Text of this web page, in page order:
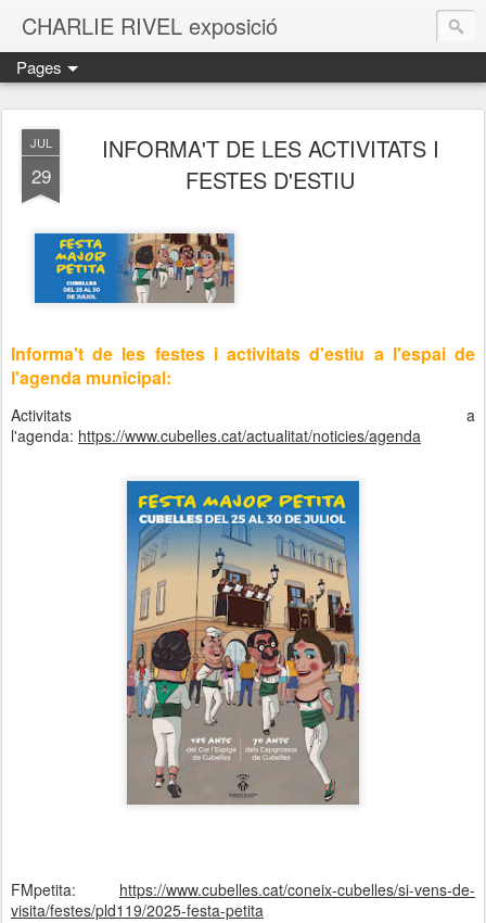
CHARLIE RIVEL exposició
Pages
JUL
29
INFORMA'T DE LES ACTIVITATS I
FESTES D'ESTIU
Informa't de les festes i activitats d'estiu a l'espai de
l'agenda municipal:
Activitats a
l'agenda: https://www.cubelles.cat/actualitat/noticies/agenda
FMpetita: https://www.cubelles.cat/coneix-cubelles/si-vens-de-
visita/festes/pld119/2025-festa-petita